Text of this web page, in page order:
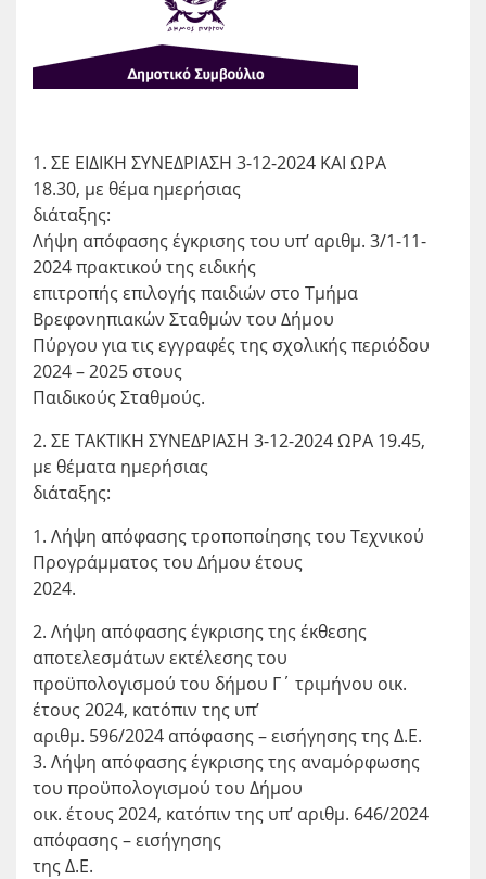
1. ΣΕ ΕΙΔΙΚΗ ΣΥΝΕΔΡΙΑΣΗ 3-12-2024 ΚΑΙ ΩΡΑ
18.30, με θέμα ημερήσιας
διάταξης:
Λήψη απόφασης έγκρισης του υπ’ αριθμ. 3/1-11-
2024 πρακτικού της ειδικής
επιτροπής επιλογής παιδιών στο Τμήμα
Βρεφονηπιακών Σταθμών του Δήμου
Πύργου για τις εγγραφές της σχολικής περιόδου
2024 – 2025 στους
Παιδικούς Σταθμούς.
2. ΣΕ ΤΑΚΤΙΚΗ ΣΥΝΕΔΡΙΑΣΗ 3-12-2024 ΩΡΑ 19.45,
με θέματα ημερήσιας
διάταξης:
1. Λήψη απόφασης τροποποίησης του Τεχνικού
Προγράμματος του Δήμου έτους
2024.
2. Λήψη απόφασης έγκρισης της έκθεσης
αποτελεσμάτων εκτέλεσης του
προϋπολογισμού του δήμου Γ΄ τριμήνου οικ.
έτους 2024, κατόπιν της υπ’
αριθμ. 596/2024 απόφασης – εισήγησης της Δ.Ε.
3. Λήψη απόφασης έγκρισης της αναμόρφωσης
του προϋπολογισμού του Δήμου
οικ. έτους 2024, κατόπιν της υπ’ αριθμ. 646/2024
απόφασης – εισήγησης
της Δ.Ε.